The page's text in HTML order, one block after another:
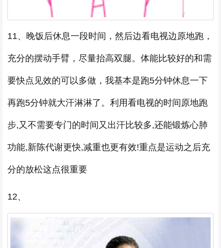
11、晚饭后休息一段时间，然后边看电视边原地跑，
充分的摆动手臂，尽量抬高双腿。体能比较好的和需
要快点见效的可以多做，我基本是跑5分钟休息一下
再跑5分钟就大汗淋淋了。利用看电视的时间原地跑
步,又不需要专门的时间又出汗比较多,还能锻炼心肺
功能,新陈代谢更快,减重也更有效!重点是运动之后充
分的放松这点很重要
12、